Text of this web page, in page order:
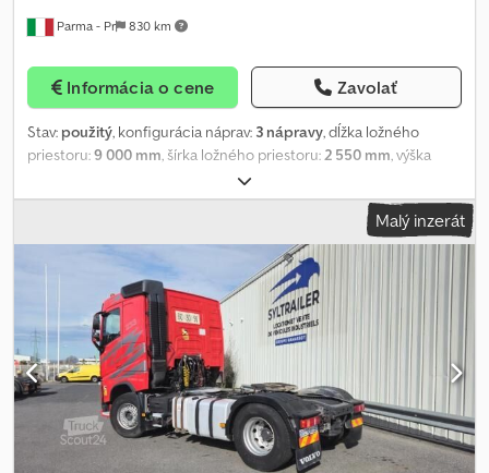
Parma - Pr 830 km
Informácia o cene Zavolať
Stav: použitý, konfigurácia náprav: 3 nápravy, dĺžka ložného
priestoru:9 000 mm, šírka ložného priestoru:2 550 mm, výška
, objem nakladacieho priestoru:
m³, zavesenie:vzduch, veľkosť pneumatiky:385/65 r22,5, farba:
, NOVÝ SAMONAKLÁDACÍ SKLÁPĚCÍ NÁVĚS TECNOKAR
DELFINO SL 9000 S HLINÍKOVOU KORBOU, IHNED K DODÁNÍ;
ROZMĚRY NÁKLADOVÉHO PROSTORU: DÉLKA 9000 MM X ŠÍŘKA
2500 MM X VÝŠKA 2000 MM; ROZVOR: 4650 MM; Codpfx Ajhk
Uzcecborf PNEUMATIKY: 385/65 R22,5; KOTOUČOVÉ BRZDY;
PNEUMATICKÉ ODPRUŽENÍ; ZVEDACÍ PRVNÍ NÁPRAVA; ŘÍDÍCÍ
TŘETÍ NÁPRAVA; OBJEM KORBY: 45,5 M3; EBS; ELEKTRICKÁ
PLACHTA NA DÁLKOVÉ OVLÁDÁNÍ; VÝSUVNÉ NOHY JOST;
HYDRAULICKÝ SYSTÉM HALDEX;
Malý inzerát